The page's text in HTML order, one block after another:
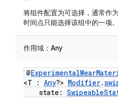
将组件配置为可选择，通常作
时间点只能选择该组中的一项。
作用域： Any
@
<T : Any?> Modifier.
state: